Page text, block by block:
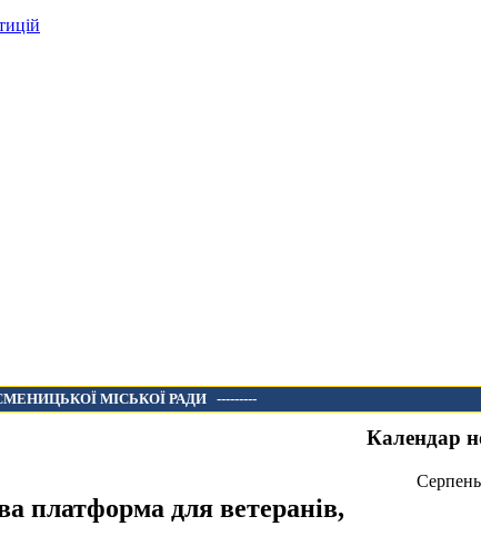
МІСЬКОЇ РАДИ ---------
платформа для ветеранів,
Календар
Серпень